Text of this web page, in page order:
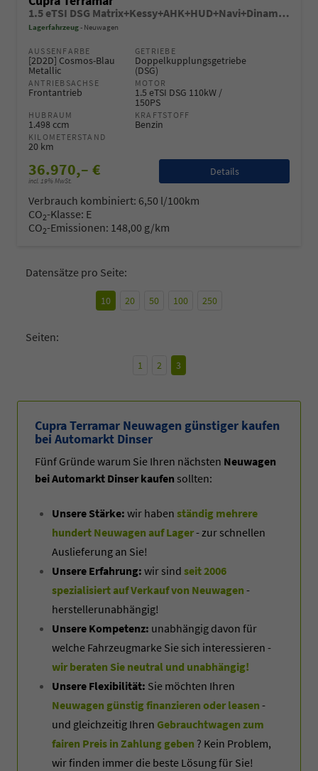
1.5 eTSI DSG Matrix+Kessy+AHK+HUD+Navi+Dinamica+360°+eHeck+GV5
Lagerfahrzeug Neuwagen
AUSSENFARBE
[2D2D] Cosmos-Blau
Metallic
GETRIEBE
Doppelkupplungsgetriebe
(DSG)
ANTRIEBSACHSE
Frontantrieb
MOTOR
1.5 eTSI DSG 110kW /
150PS
HUBRAUM
1.498 ccm
KRAFTSTOFF
Benzin
KILOMETERSTAND
20 km
36.970,– €
incl. 19% MwSt.
Details
Verbrauch kombiniert: 6,50 l/100km
CO2-Klasse: E
CO2-Emissionen: 148,00 g/km
Datensätze pro Seite:
10 20 50 100 250
Seiten:
1 2 3
Cupra Terramar Neuwagen günstiger kaufen
bei Automarkt Dinser
Fünf Gründe warum Sie Ihren nächsten Neuwagen
bei Automarkt Dinser kaufen sollten:
Unsere Stärke: wir haben ständig mehrere
hundert Neuwagen auf Lager- zur schnellen
Auslieferung an Sie!
Unsere Erfahrung: wir sind seit 2006
spezialisiert auf Verkauf von Neuwagen -
herstellerunabhängig!
Unsere Kompetenz: unabhängig davon für
welche Fahrzeugmarke Sie sich interessieren -
wir beraten Sie neutral und unabhängig!
Unsere Flexibilität: Sie möchten Ihren
Neuwagen günstig finanzieren oder leasen -
und gleichzeitig Ihren Gebrauchtwagen zum
fairen Preis in Zahlung geben ? Kein Problem,
wir finden immer die beste Lösung für Sie!